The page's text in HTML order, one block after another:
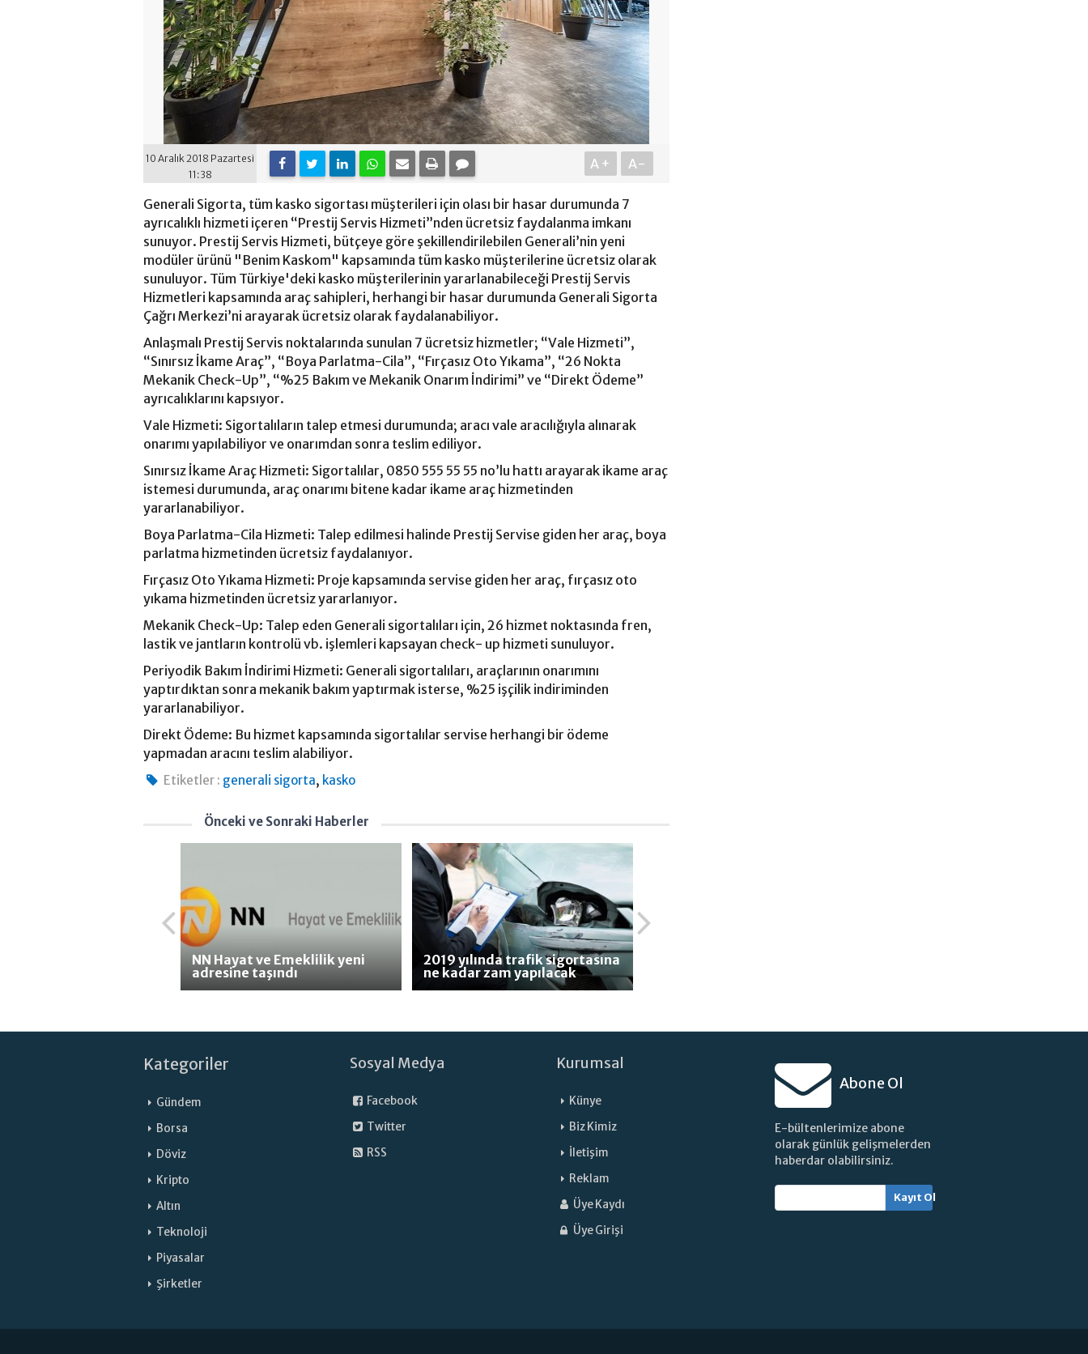
10 Aralık 2018 Pazartesi
11:38
A+ A-
Generali Sigorta, tüm kasko sigortası müşterileri için olası bir hasar durumunda 7
ayrıcalıklı hizmeti içeren “Prestij Servis Hizmeti”nden ücretsiz faydalanma imkanı
sunuyor. Prestij Servis Hizmeti, bütçeye göre şekillendirilebilen Generali’nin yeni
modüler ürünü "Benim Kaskom" kapsamında tüm kasko müşterilerine ücretsiz olarak
sunuluyor. Tüm Türkiye'deki kasko müşterilerinin yararlanabileceği Prestij Servis
Hizmetleri kapsamında araç sahipleri, herhangi bir hasar durumunda Generali Sigorta
Çağrı Merkezi’ni arayarak ücretsiz olarak faydalanabiliyor.
Anlaşmalı Prestij Servis noktalarında sunulan 7 ücretsiz hizmetler; “Vale Hizmeti”,
“Sınırsız İkame Araç”, “Boya Parlatma-Cila”, “Fırçasız Oto Yıkama”, “26 Nokta
Mekanik Check-Up”, “%25 Bakım ve Mekanik Onarım İndirimi” ve “Direkt Ödeme”
ayrıcalıklarını kapsıyor.
Vale Hizmeti: Sigortalıların talep etmesi durumunda; aracı vale aracılığıyla alınarak
onarımı yapılabiliyor ve onarımdan sonra teslim ediliyor.
Sınırsız İkame Araç Hizmeti: Sigortalılar, 0850 555 55 55 no’lu hattı arayarak ikame araç
istemesi durumunda, araç onarımı bitene kadar ikame araç hizmetinden
yararlanabiliyor.
Boya Parlatma-Cila Hizmeti: Talep edilmesi halinde Prestij Servise giden her araç, boya
parlatma hizmetinden ücretsiz faydalanıyor.
Fırçasız Oto Yıkama Hizmeti: Proje kapsamında servise giden her araç, fırçasız oto
yıkama hizmetinden ücretsiz yararlanıyor.
Mekanik Check-Up: Talep eden Generali sigortalıları için, 26 hizmet noktasında fren,
lastik ve jantların kontrolü vb. işlemleri kapsayan check- up hizmeti sunuluyor.
Periyodik Bakım İndirimi Hizmeti: Generali sigortalıları, araçlarının onarımını
yaptırdıktan sonra mekanik bakım yaptırmak isterse, %25 işçilik indiriminden
yararlanabiliyor.
Direkt Ödeme: Bu hizmet kapsamında sigortalılar servise herhangi bir ödeme
yapmadan aracını teslim alabiliyor.
Etiketler : generali sigorta, kasko
Önceki ve Sonraki Haberler
NN Hayat ve Emeklilik yeni
adresine taşındı
2019 yılında trafik sigortasına
ne kadar zam yapılacak
Kategoriler
Gündem
Borsa
Döviz
Kripto
Altın
Teknoloji
Piyasalar
Şirketler
Sosyal Medya
Facebook
Twitter
RSS
Kurumsal
Künye
Biz Kimiz
İletişim
Reklam
Üye Kaydı
Üye Girişi
Abone Ol
E-bültenlerimize abone
olarak günlük gelişmelerden
haberdar olabilirsiniz.
Kayıt Ol